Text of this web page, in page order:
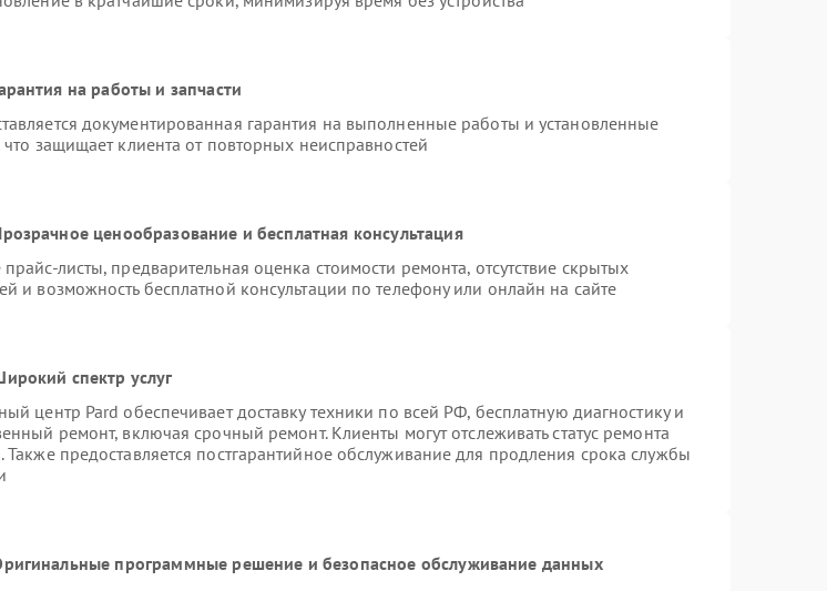
на работы и запчасти
документированная гарантия на выполненные работы и установленные
что защищает клиента от повторных неисправностей
ценообразование и бесплатная консультация
листы, предварительная оценка стоимости ремонта, отсутствие скрытых
и возможность бесплатной консультации по телефону или онлайн на сайте
спектр услуг
центр Pard обеспечивает доставку техники по всей РФ, бесплатную диагностику и
ремонт, включая срочный ремонт. Клиенты могут отслеживать статус ремонта
Также предоставляется постгарантийное обслуживание для продления срока службы
программные решение и безопасное обслуживание данных